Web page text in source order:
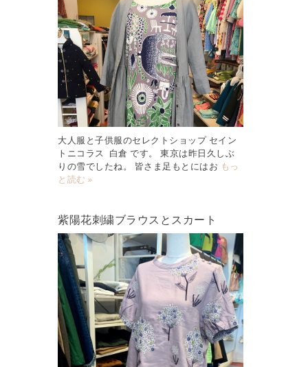
大人服と子供服のセレクトショップ セイン
トニコラス 白倉 です。 東京は昨日久しぶ
りの雪でしたね。 皆さま足もとにはお もっ
と読む »
紫陽花刺繍ブラウスとスカート